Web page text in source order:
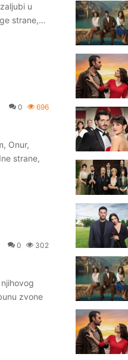
u
strane,…
0 696
Onur,
strane,
0 302
zvone